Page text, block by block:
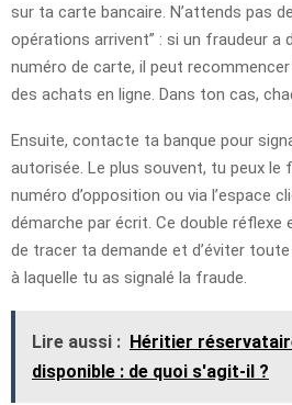
sur ta carte bancaire. N’attends pas
opérations arrivent” : si un fraudeur
numéro de carte, il peut
des achats en ligne. Dans ton cas,
Ensuite, contacte ta banque pour
autorisée. Le plus souvent, tu peux le
numéro d’opposition ou via l’espace
démarche par écrit. Ce double
de tracer ta demande et d’éviter
à laquelle tu as signalé la fraude.
Lire aussi : Héritier
disponible : de quoi s'agit-il ?